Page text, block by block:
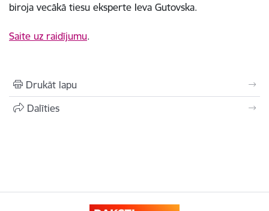
biroja vecākā tiesu eksperte Ieva Gutovska.
Saite uz raidījumu.
Drukāt lapu
Dalīties